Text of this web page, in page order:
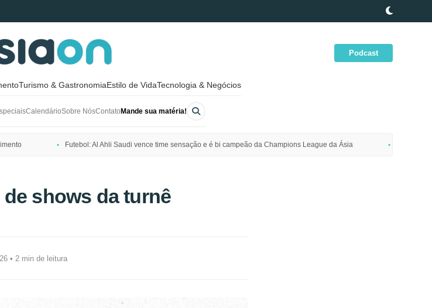
Podcast
Turismo & GastronomiaEstilo de VidaTecnologia & Negócios
CalendárioSobre NósContato Mande sua matéria!
Futebol: Al Ahli Saudi vence time sensação e é bi campeão da Champions League da Ásia
shows da turnê
• 2 min de leitura